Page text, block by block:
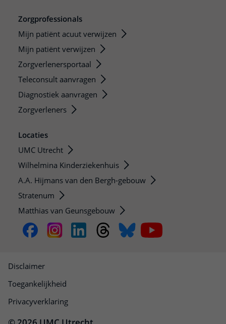
Zorgprofessionals
Mijn patiënt acuut verwijzen
Mijn patiënt verwijzen
Zorgverlenersportaal
Teleconsult aanvragen
Diagnostiek aanvragen
Zorgverleners
Locaties
UMC Utrecht
Wilhelmina Kinderziekenhuis
A.A. Hijmans van den Bergh-gebouw
Stratenum
Matthias van Geunsgebouw
Disclaimer
Toegankelijkheid
Privacyverklaring